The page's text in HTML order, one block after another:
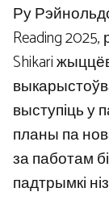
Ру
Reading
Shikari
выступіць у
планы па
за паботам
падтрымкі